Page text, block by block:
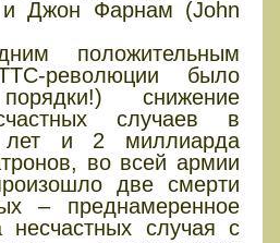
и Джон Фарнам (John
положительным
революции было
снижение
случаев в
и 2 миллиарда
во всей армии
две смерти
– преднамеренное
случая с